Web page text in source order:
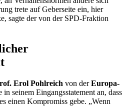
trete auf Geberseite ein, hier
sagte der von der SPD-Fraktion
Erol Pohlreich von derEuropa-
in seinem Eingangsstatement an, dass
einen Kompromiss gebe. „Wenn